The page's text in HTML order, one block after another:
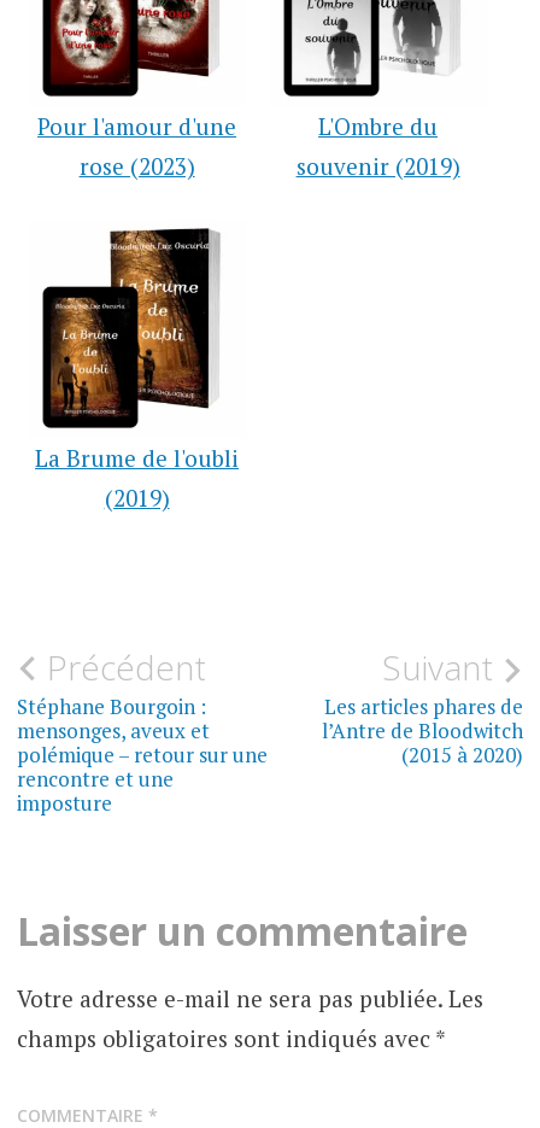
Pour l'amour d'une
rose (2023)
L'Ombre du
souvenir (2019)
La Brume de l'oubli
(2019)
LA
BULLE
BLOOD
Navigation
de
l’article
Précédent
Stéphane Bourgoin :
mensonges, aveux et
polémique – retour sur une
rencontre et une
imposture
Suivant
Les articles phares de
l’Antre de Bloodwitch
(2015 à 2020)
Laisser un commentaire
Votre adresse e-mail ne sera pas publiée. Les
champs obligatoires sont indiqués avec *
COMMENTAIRE *